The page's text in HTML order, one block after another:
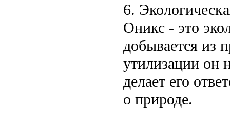
6.
Оникс - это
добывается из
утилизации он
делает его
о природе.